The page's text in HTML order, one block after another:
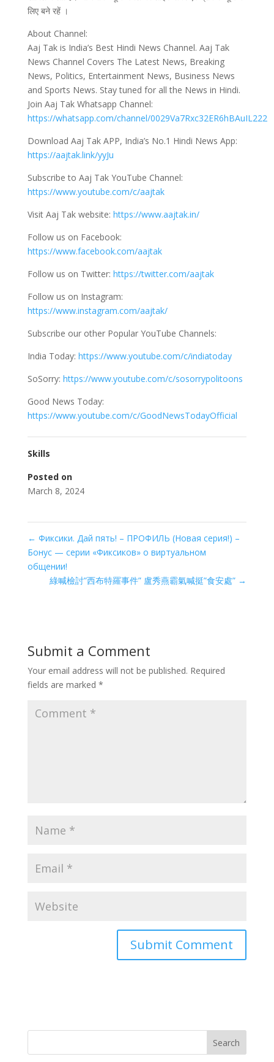
लिए बने रहें ।
About Channel:
Aaj Tak is India’s Best Hindi News Channel. Aaj Tak
News Channel Covers The Latest News, Breaking
News, Politics, Entertainment News, Business News
and Sports News. Stay tuned for all the News in Hindi.
Join Aaj Tak Whatsapp Channel:
https://whatsapp.com/channel/0029Va7Rxc32ER6hBAuIL222
Download Aaj Tak APP, India’s No.1 Hindi News App:
https://aajtak.link/yyJu
Subscribe to Aaj Tak YouTube Channel:
https://www.youtube.com/c/aajtak
Visit Aaj Tak website: https://www.aajtak.in/
Follow us on Facebook:
https://www.facebook.com/aajtak
Follow us on Twitter: https://twitter.com/aajtak
Follow us on Instagram:
https://www.instagram.com/aajtak/
Subscribe our other Popular YouTube Channels:
India Today: https://www.youtube.com/c/indiatoday
SoSorry: https://www.youtube.com/c/sosorrypolitoons
Good News Today:
https://www.youtube.com/c/GoodNewsTodayOfficial
Skills
Posted on
March 8, 2024
← Фиксики. Дай пять! – ПРОФИЛЬ (Новая серия!) –
Бонус — серии «Фиксиков» о виртуальном
общении!
綠喊檢討”西布特羅事件” 盧秀燕霸氣喊挺”食安處” →
Submit a Comment
Your email address will not be published. Required
fields are marked *
Search